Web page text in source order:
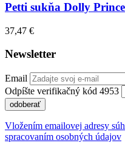
Petti sukňa Dolly
37,47 €
Newsletter
Email
Odpíšte verifikačný kód 4953
odoberať
Vložením emailovej adresy
spracovaním osobných údajov